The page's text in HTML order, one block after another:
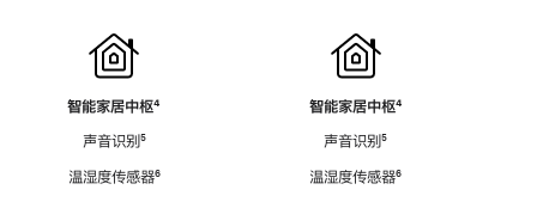
智能家居中枢脚
⁴
声音识别脚
⁵
温湿度传感器脚
⁶
智能家居中枢脚
⁴
声音识别脚
⁵
温湿度传感器脚
⁶